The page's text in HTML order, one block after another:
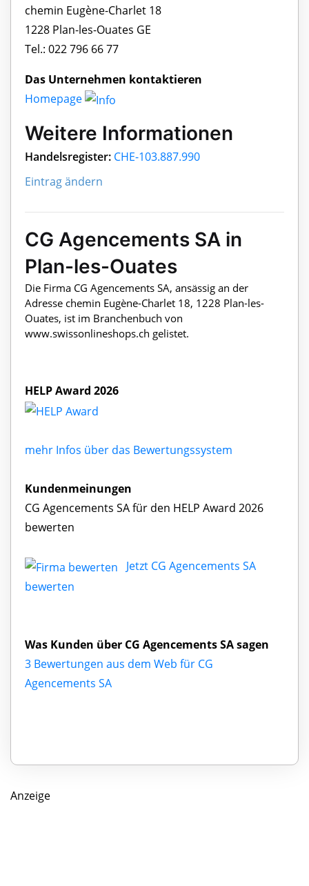
chemin Eugène-Charlet 18
1228 Plan-les-Ouates GE
Tel.: 022 796 66 77
Das Unternehmen kontaktieren
Homepage
Weitere Informationen
Handelsregister: CHE-103.887.990
Eintrag ändern
CG Agencements SA in
Plan-les-Ouates
Die Firma CG Agencements SA, ansässig an der
Adresse chemin Eugène-Charlet 18, 1228 Plan-les-
Ouates, ist im Branchenbuch von
www.swissonlineshops.ch gelistet.
HELP Award 2026
mehr Infos über das Bewertungssystem
Kundenmeinungen
CG Agencements SA für den HELP Award 2026
bewerten
Jetzt CG Agencements SA
bewerten
Was Kunden über CG Agencements SA sagen
3 Bewertungen aus dem Web für CG
Agencements SA
Anzeige